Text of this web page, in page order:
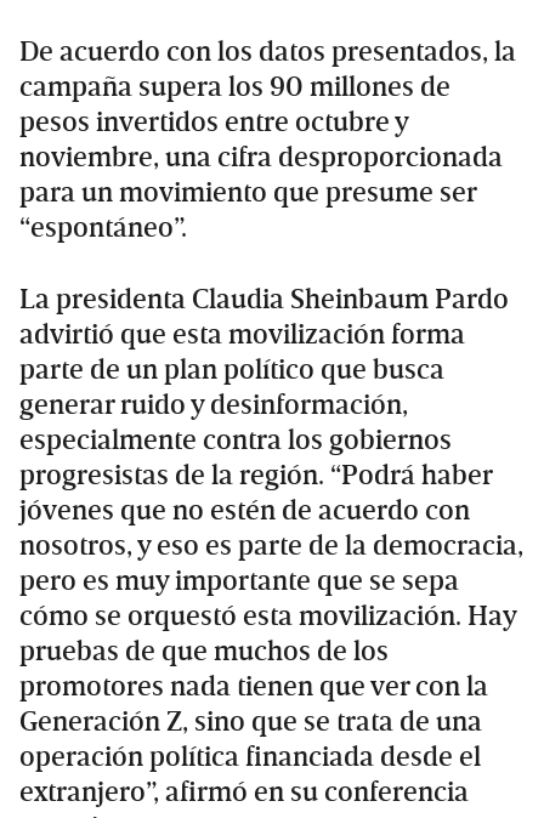
De acuerdo con los datos presentados, la
campaña supera los 90 millones de
pesos invertidos entre octubre y
noviembre, una cifra desproporcionada
para un movimiento que presume ser
“espontáneo”.
La presidenta Claudia Sheinbaum Pardo
advirtió que esta movilización forma
parte de un plan político que busca
generar ruido y desinformación,
especialmente contra los gobiernos
progresistas de la región. “Podrá haber
jóvenes que no estén de acuerdo con
nosotros, y eso es parte de la democracia,
pero es muy importante que se sepa
cómo se orquestó esta movilización. Hay
pruebas de que muchos de los
promotores nada tienen que ver con la
Generación Z, sino que se trata de una
operación política financiada desde el
extranjero”, afirmó en su conferencia